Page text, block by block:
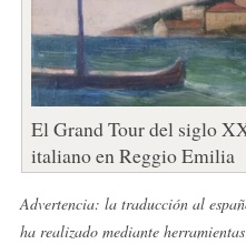
El Grand Tour del siglo
italiano en Reggio Emilia
Advertencia: la traducción al
ha realizado mediante